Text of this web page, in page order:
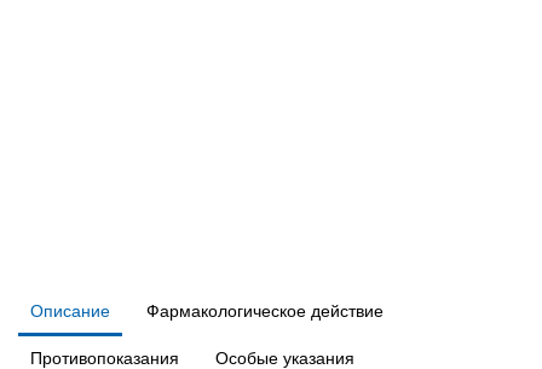
Описание Фармакологическое действие
Противопоказания Особые указания